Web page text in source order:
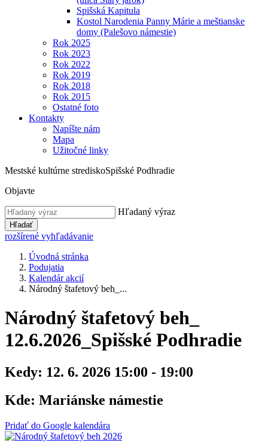
Spišská Kapitula
Kostol Narodenia Panny Márie a meštianske
domy (Palešovo námestie)
Rok 2025
Rok 2023
Rok 2022
Rok 2019
Rok 2018
Rok 2015
Ostatné foto
Kontakty
Napíšte nám
Mapa
Užitočné linky
Mestské kultúrne strediskoSpišské Podhradie
Objavte
Hľadaný výraz
Hľadať
rozšírené vyhľadávanie
Úvodná stránka
Podujatia
Kalendár akcií
Národný štafetový beh_...
Národný štafetový beh_
12.6.2026_Spišské Podhradie
Kedy: 12. 6. 2026 15:00 - 19:00
Kde: Mariánske námestie
Pridať do Google kalendára